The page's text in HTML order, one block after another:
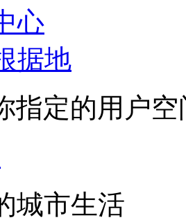
心
据地
指定的用户
城市生活